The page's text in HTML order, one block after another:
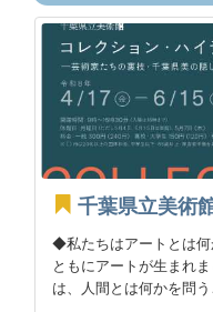
千葉県立美術
◆私たちはアートとは何
ともにアートが生まれ
は、人間とは何かを問